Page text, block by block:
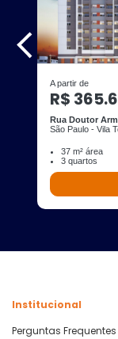
A partir de
R$
Rua Doutor
São Paulo - Vila
37 m² área
3 quartos
Institucional
Perguntas Frequentes